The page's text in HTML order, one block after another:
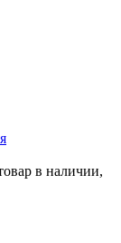
в наличии,